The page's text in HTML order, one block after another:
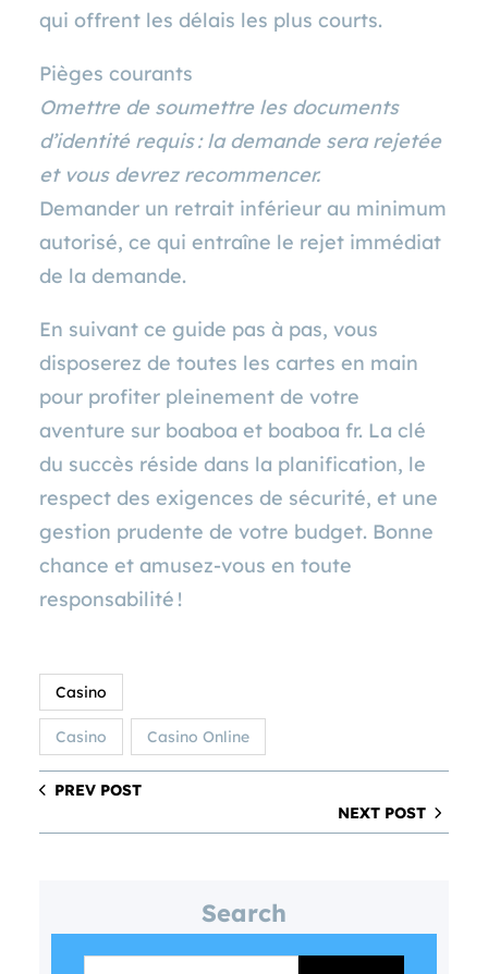
qui offrent les délais les plus courts.
Pièges courants
Omettre de soumettre les documents
d’identité requis : la demande sera rejetée
et vous devrez recommencer.
Demander un retrait inférieur au minimum
autorisé, ce qui entraîne le rejet immédiat
de la demande.
En suivant ce guide pas à pas, vous
disposerez de toutes les cartes en main
pour profiter pleinement de votre
aventure sur boaboa et boaboa fr. La clé
du succès réside dans la planification, le
respect des exigences de sécurité, et une
gestion prudente de votre budget. Bonne
chance et amusez‑vous en toute
responsabilité !
Casino
Casino Casino Online
PREV POST
NEXT POST
Search